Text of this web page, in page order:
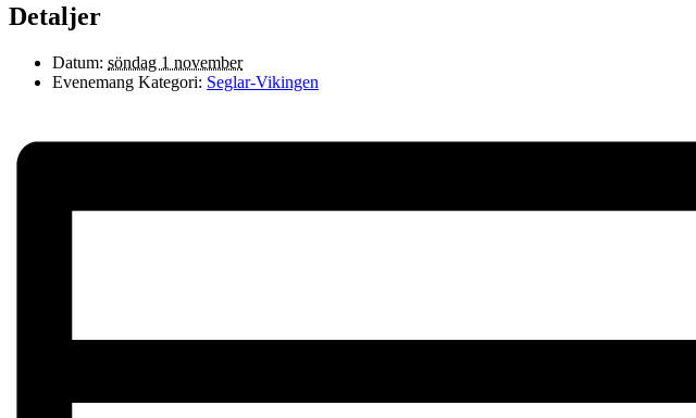
Detaljer
Datum: söndag 1 november
Evenemang Kategori: Seglar-Vikingen